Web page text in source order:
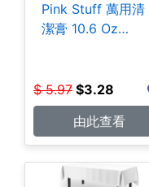
Pink Stuff 萬用清
潔膏 10.6 Oz
$ 5.97 $3.28
由此查看